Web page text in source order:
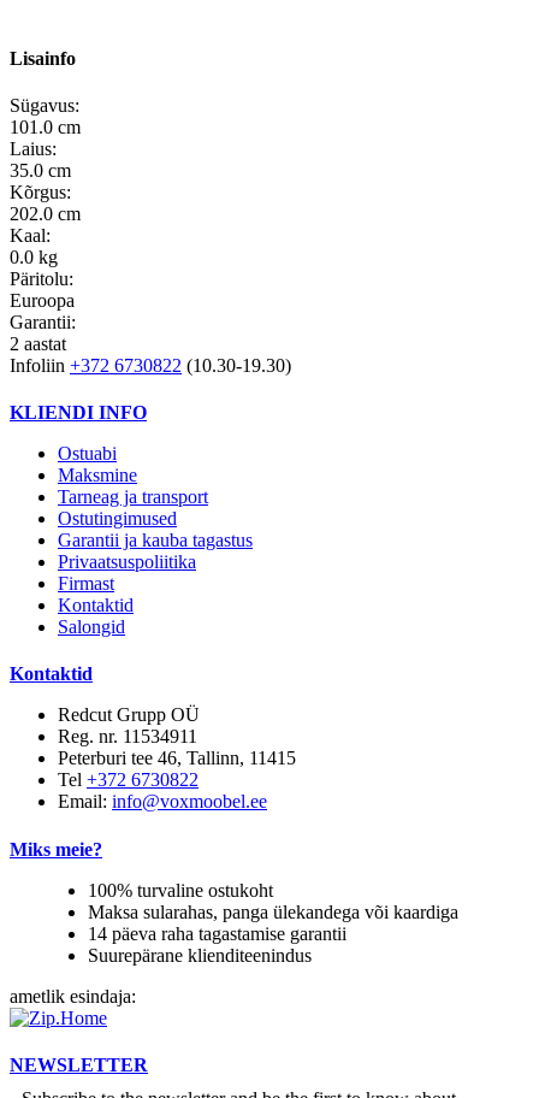
Lisainfo
Sügavus:
101.0 cm
Laius:
35.0 cm
Kõrgus:
202.0 cm
Kaal:
0.0 kg
Päritolu:
Euroopa
Garantii:
2 aastat
Infoliin +372 6730822 (10.30-19.30)
KLIENDI INFO
Ostuabi
Maksmine
Tarneag ja transport
Ostutingimused
Garantii ja kauba tagastus
Privaatsuspoliitika
Firmast
Kontaktid
Salongid
Kontaktid
Redcut Grupp OÜ
Reg. nr. 11534911
Peterburi tee 46, Tallinn, 11415
Tel +372 6730822
Email: info@voxmoobel.ee
Miks meie?
100% turvaline ostukoht
Maksa sularahas, panga ülekandega või kaardiga
14 päeva raha tagastamise garantii
Suurepärane klienditeenindus
ametlik esindaja:
NEWSLETTER